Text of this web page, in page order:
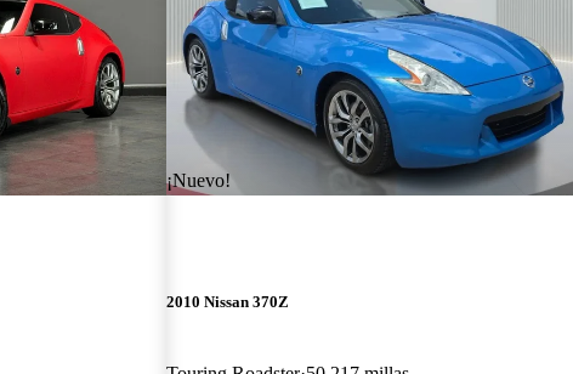
¡Nuevo!
2010 Nissan 370Z